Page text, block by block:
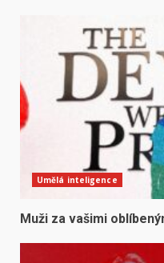
Umělá inteligence
Muži za vašimi